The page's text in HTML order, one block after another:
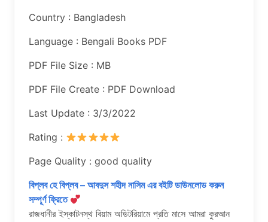
Country : Bangladesh
Language : Bengali Books PDF
PDF File Size : MB
PDF File Create : PDF Download
Last Update : 3/3/2022
Rating :
Page Quality : good quality
বিপ্লব হে বিপ্লব – আবদুস শহীদ নাসিম এর বইটি ডাউনলোড করুন
সম্পূর্ণ ফ্রিতে
রাজধানীর ইস্কাটনস্থ বিয়াম অডিটরিয়ামে প্রতি মাসে আমরা কুরআন